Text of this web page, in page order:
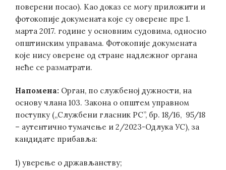
поверени посао). Као доказ се могу приложити и
фотокопије докумената које су оверене пре 1.
марта 2017. године у основним судовима, односно
општинским управама. Фотокопије докумената
које нису оверене од стране надлежног органа
неће се разматрати.
Напомена: Орган, по службеној дужности, на
основу члана 103. Закона о општем управном
поступку („Службени гласник РС”, бр. 18/16, 95/18
– аутентично тумачење и 2/2023-Одлука УС), за
кандидате прибавља:
1) уверење о држављанству;